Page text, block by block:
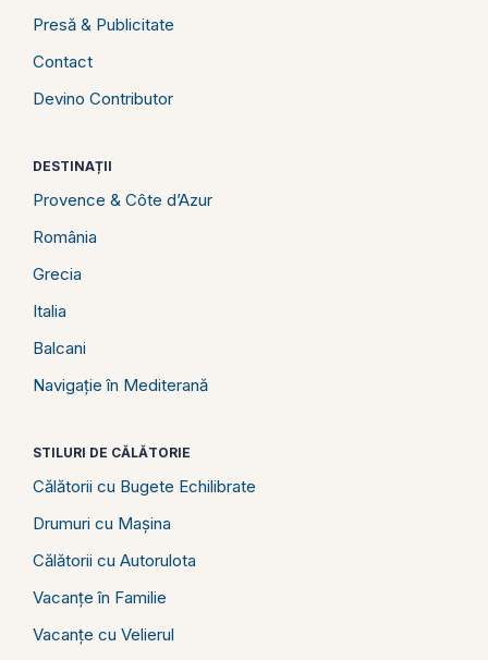
Presă & Publicitate
Contact
Devino Contributor
DESTINAȚII
Provence & Côte d’Azur
România
Grecia
Italia
Balcani
Navigație în Mediterană
STILURI DE CĂLĂTORIE
Călătorii cu Bugete Echilibrate
Drumuri cu Mașina
Călătorii cu Autorulota
Vacanțe în Familie
Vacanțe cu Velierul